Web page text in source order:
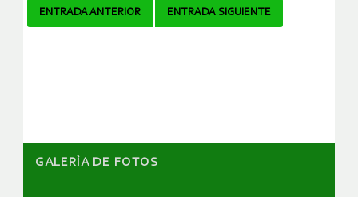
Navegador
ENTRADA ANTERIOR ENTRADA SIGUIENTE
GALERÌA DE FOTOS